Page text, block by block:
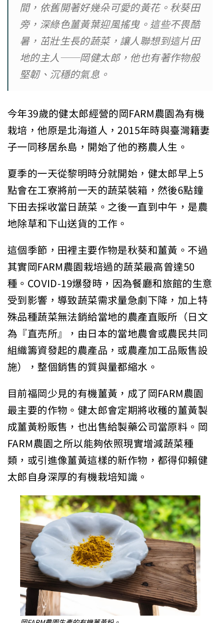
間，依舊開著好幾朵可愛的黃花。秋葵田
旁，深綠色薑黃葉迎風搖曳。這些不畏酷
暑，茁壯生長的蔬菜，讓人聯想到這片田
地的主人──岡健太郎，他也有著作物般
堅韌、沉穩的氣息。
今年39歲的健太郎經營的岡FARM農園為有機
栽培，他原是北海道人，2015年時與臺灣籍妻
子一同移居糸島，開始了他的務農人生。
夏季的一天從黎明時分就開始，健太郎早上5
點會在工寮將前一天的蔬菜裝箱，然後6點鐘
下田去採收當日蔬菜。之後一直到中午，是農
地除草和下山送貨的工作。
這個季節，田裡主要作物是秋葵和薑黃。不過
其實岡FARM農園栽培過的蔬菜最高曾達50
種。COVID-19爆發時，因為餐廳和旅館的生意
受到影響，導致蔬菜需求量急劇下降，加上特
殊品種蔬菜無法銷給當地的農產直販所（日文
為『直売所』，由日本的當地農會或農民共同
組織籌資發起的農產品，或農產加工品販售設
施），整個銷售的質與量都縮水。
目前福岡少見的有機薑黃，成了岡FARM農園
最主要的作物。健太郎會定期將收穫的薑黃製
成薑黃粉販售，也出售給製藥公司當原料。岡
FARM農園之所以能夠依照現實增減蔬菜種
類，或引進像薑黃這樣的新作物，都得仰賴健
太郎自身深厚的有機栽培知識。